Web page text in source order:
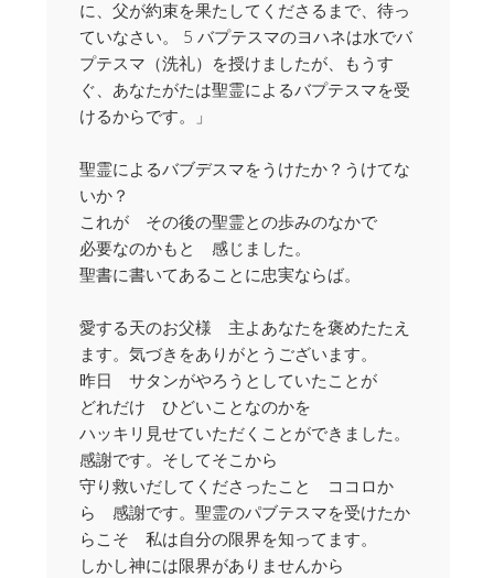
に、父が約束を果たしてくださるまで、待っ
ていなさい。 5 バプテスマのヨハネは水でバ
プテスマ（洗礼）を授けましたが、もうす
ぐ、あなたがたは聖霊によるバプテスマを受
けるからです。」
聖霊によるバブデスマをうけたか？うけてな
いか？
これが その後の聖霊との歩みのなかで
必要なのかもと 感じました。
聖書に書いてあることに忠実ならば。
愛する天のお父様 主よあなたを褒めたたえ
ます。気づきをありがとうございます。
昨日 サタンがやろうとしていたことが
どれだけ ひどいことなのかを
ハッキリ見せていただくことができました。
感謝です。そしてそこから
守り救いだしてくださったこと ココロか
ら 感謝です。聖霊のパブテスマを受けたか
らこそ 私は自分の限界を知ってます。
しかし神には限界がありませんから